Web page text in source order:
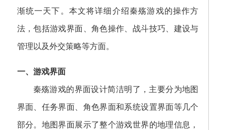
渐统一天下。本文将详细介绍秦殇游戏的操作方
法，包括游戏界面、角色操作、战斗技巧、建设与
管理以及外交策略等方面。
一、游戏界面
秦殇游戏的界面设计简洁明了，主要分为地图
界面、任务界面、角色界面和系统设置界面等几个
部分。地图界面展示了整个游戏世界的地理信息，